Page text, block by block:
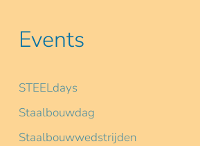
Events
STEELdays
Staalbouwdag
Staalbouwwedstrijden